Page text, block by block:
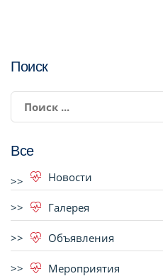
Поиск
Все
Новости
Галерея
Объявления
Мероприятия